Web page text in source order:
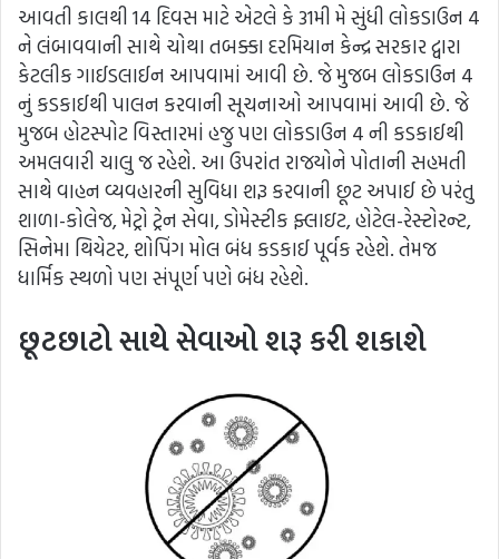
આવતી કાલથી 14 દિવસ માટે એટલે કે 31મી મે સુંધી લોકડાઉન 4
ને લંબાવવાની સાથે ચોથા તબક્કા દરમિયાન કેન્દ્ર સરકાર દ્વારા
કેટલીક ગાઈડલાઈન આપવામાં આવી છે. જે મુજબ લોકડાઉન 4
નું કડકાઈથી પાલન કરવાની સૂચનાઓ આપવામાં આવી છે. જે
મુજબ હોટસ્પોટ વિસ્તારમાં હજુ પણ લોકડાઉન 4 ની કડકાઈથી
અમલવારી ચાલુ જ રહેશે. આ ઉપરાંત રાજયોને પોતાની સહમતી
સાથે વાહન વ્યવહારની સુવિધા શરૂ કરવાની છૂટ અપાઈ છે પરંતુ
શાળા-કોલેજ, મેટ્રો ટ્રેન સેવા, ડોમેસ્ટીક ફ્લાઇટ, હોટેલ-રેસ્ટોરન્ટ,
સિનેમા થિયેટર, શોપિંગ મોલ બંધ કડકાઈ પૂર્વક રહેશે. તેમજ
ધાર્મિક સ્થળો પણ સંપૂર્ણ પણે બંધ રહેશે.
છૂટછાટો સાથે સેવાઓ શરૂ કરી શકાશે